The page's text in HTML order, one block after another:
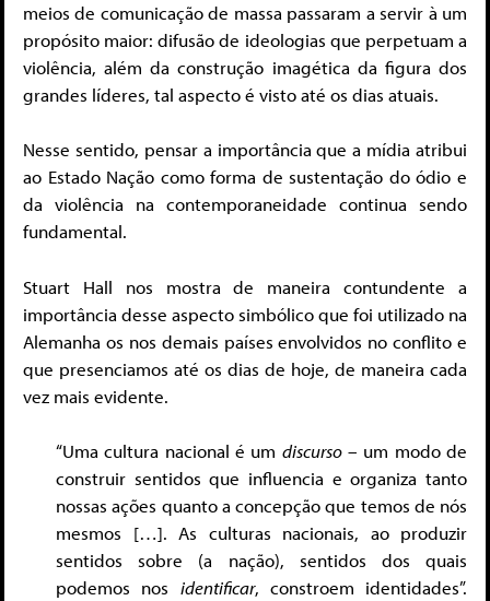
meios de comunicação de massa passaram a servir à um
propósito maior: difusão de ideologias que perpetuam a
violência, além da construção imagética da figura dos
grandes líderes, tal aspecto é visto até os dias atuais.
Nesse sentido, pensar a importância que a mídia atribui
ao Estado Nação como forma de sustentação do ódio e
da violência na contemporaneidade continua sendo
fundamental.
Stuart Hall nos mostra de maneira contundente a
importância desse aspecto simbólico que foi utilizado na
Alemanha os nos demais países envolvidos no conflito e
que presenciamos até os dias de hoje, de maneira cada
vez mais evidente.
“Uma cultura nacional é um discurso– um modo de
construir sentidos que influencia e organiza tanto
nossas ações quanto a concepção que temos de nós
mesmos […]. As culturas nacionais, ao produzir
sentidos sobre (a nação), sentidos dos quais
podemos nos identificar, constroem identidades”.